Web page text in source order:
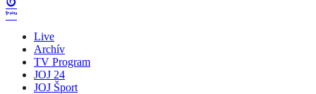
Live
Archív
TV Program
JOJ 24
JOJ Šport